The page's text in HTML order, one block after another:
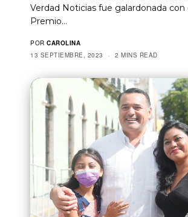
Verdad Noticias fue galardonada
Premio…
POR CAROLINA
13 SEPTIEMBRE, 2023
2 MINS READ